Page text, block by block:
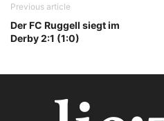
Previous article
Der FC Ruggell siegt im
Derby 2:1 (1:0)